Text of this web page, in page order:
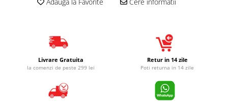
Adauga la Favorite Cere informatii
Livrare Gratuita
la comenzi de peste 299 lei
Retur in 14 zile
Poti returna in 14 zile